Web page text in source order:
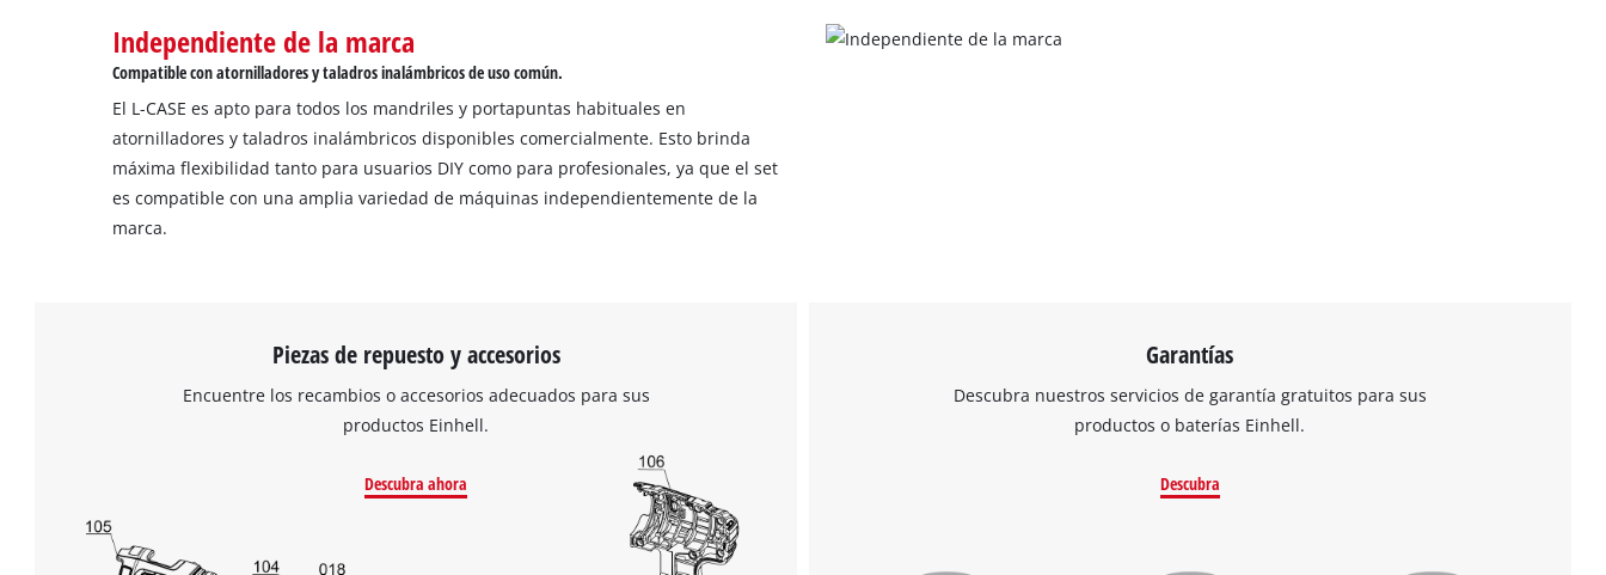
Independiente de la marca
Compatible con atornilladores y taladros inalámbricos de uso común.
El L-CASE es apto para todos los mandriles y portapuntas habituales en
atornilladores y taladros inalámbricos disponibles comercialmente. Esto brinda
máxima flexibilidad tanto para usuarios DIY como para profesionales, ya que el set
es compatible con una amplia variedad de máquinas independientemente de la
marca.
Piezas de repuesto y accesorios
Encuentre los recambios o accesorios adecuados para sus
productos Einhell.
Descubra ahora
Garantías
Descubra nuestros servicios de garantía gratuitos para sus
productos o baterías Einhell.
Descubra